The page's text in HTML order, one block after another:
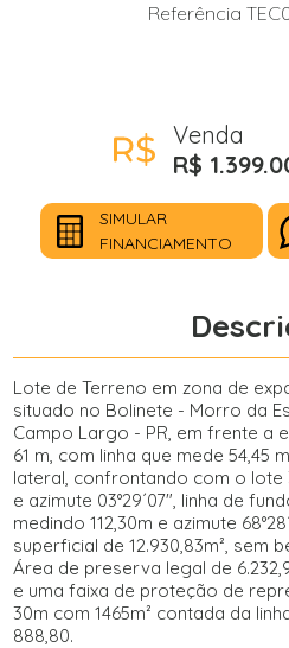
Referência
Venda
R$
SIMULAR
FINANCIAMENTO
Lote de Terreno em zona de
situado no Bolinete - Morro da
Campo Largo - PR, em frente a
61 m, com linha que mede 54,45
lateral, confrontando com o lote
e azimute 03°29´07", linha de
medindo 112,30m e azimute
superficial de 12.930,83m², sem
Área de preserva legal de
e uma faixa de proteção de
30m com 1465m² contada da
888,80.